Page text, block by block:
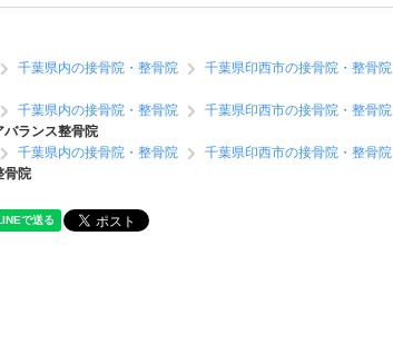
千葉県内の接骨院・整骨院
千葉県印西市の接骨院・整骨院
千葉県内の接骨院・整骨院
千葉県印西市の接骨院・整骨院
バランス整骨院
千葉県内の接骨院・整骨院
千葉県印西市の接骨院・整骨院
骨院